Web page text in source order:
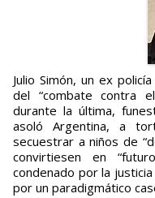
Julio Simón, un ex policía argentino que se creyó la historia
del “combate contra
durante la última,
asoló Argentina, a
secuestrar a niños de
convirtiesen en
condenado por la
por un paradigmático